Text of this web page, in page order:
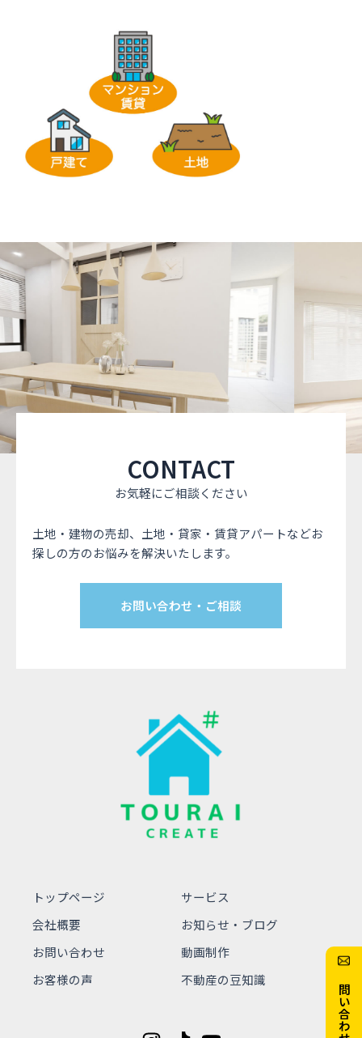
CONTACT
お気軽にご相談ください
土地・建物の売却、土地・貸家・賃貸アパートなどお
探しの方のお悩みを解決いたします。
お問い合わせ・ご相談
トップページ
サービス
会社概要
お知らせ・ブログ
お問い合わせ
動画制作
お客様の声
不動産の豆知識 お問い合わせ